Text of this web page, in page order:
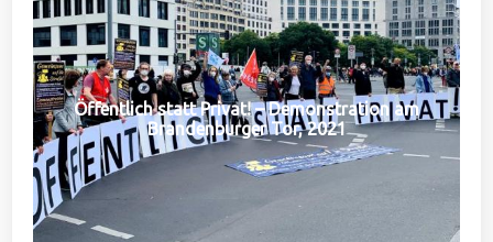
Öffentlich statt Privat! – Demonstration am
Brandenburger Tor, 2021